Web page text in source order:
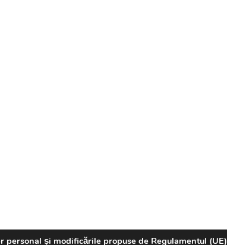
și modificările propuse de Regulamentul (UE)